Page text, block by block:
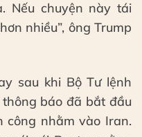
Nếu chuyện này tái
nhiều”, ông Trump
sau khi Bộ Tư lệnh
thông báo đã bắt đầu
công nhằm vào Iran.